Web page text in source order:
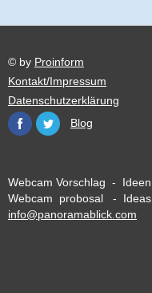
© by Proinform
Kontakt/Impressum
Datenschutzerklärung
Blog
Webcam Vorschlag -
Webcam probosal -
info@panoramablick.com